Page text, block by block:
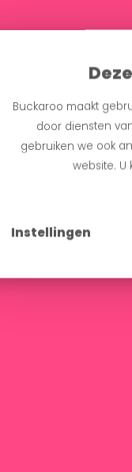
Buckaroo maakt
door diensten
gebruiken we ook
website.
Instellingen